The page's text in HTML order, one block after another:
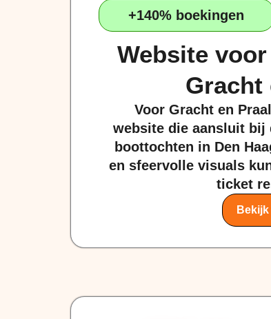
+140% boekingen
Website
Gracht
Voor Gracht en
website die aansluit bij
boottochten in Den
en sfeervolle visuals
ticket